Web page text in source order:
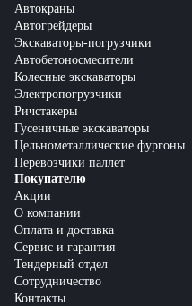
Автокраны
Автогрейдеры
Экскаваторы-погрузчики
Автобетоносмесители
Колесные экскаваторы
Электропогрузчики
Ричстакеры
Гусеничные экскаваторы
Цельнометаллические фургоны
Перевозчики паллет
Покупателю
Акции
О компании
Оплата и доставка
Сервис и гарантия
Тендерный отдел
Сотрудничество
Контакты